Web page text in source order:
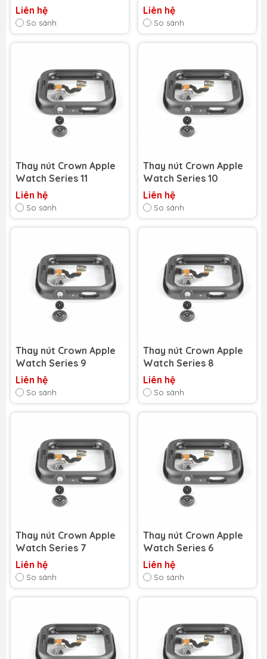
Liên hệ
So sánh
Liên hệ
So sánh
Thay nút Crown Apple
Watch Series 11
Liên hệ
So sánh
Thay nút Crown Apple
Watch Series 10
Liên hệ
So sánh
Thay nút Crown Apple
Watch Series 9
Liên hệ
So sánh
Thay nút Crown Apple
Watch Series 8
Liên hệ
So sánh
Thay nút Crown Apple
Watch Series 7
Liên hệ
So sánh
Thay nút Crown Apple
Watch Series 6
Liên hệ
So sánh